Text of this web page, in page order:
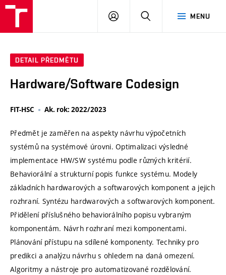
MENU
PŘIHLÁSIT
DETAIL PŘEDMĚTU
Hardware/Software Codesign
FIT-HSC Ak. rok: 2022/2023
Předmět je zaměřen na aspekty návrhu výpočetních
systémů na systémové úrovni. Optimalizaci výsledné
implementace HW/SW systému podle různých kritérií.
Behaviorální a strukturní popis funkce systému. Modely
základních hardwarových a softwarových komponent a jejich
rozhraní. Syntézu hardwarových a softwarových komponent.
Přidělení příslušného behaviorálního popisu vybraným
komponentám. Návrh rozhraní mezi komponentami.
Plánování přístupu na sdílené komponenty. Techniky pro
predikci a analýzu návrhu s ohledem na daná omezení.
Algoritmy a nástroje pro automatizované rozdělování.